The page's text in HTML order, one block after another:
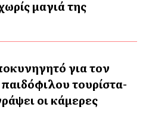
μαγιά της
για τον
τουρίστα-
οι κάμερες